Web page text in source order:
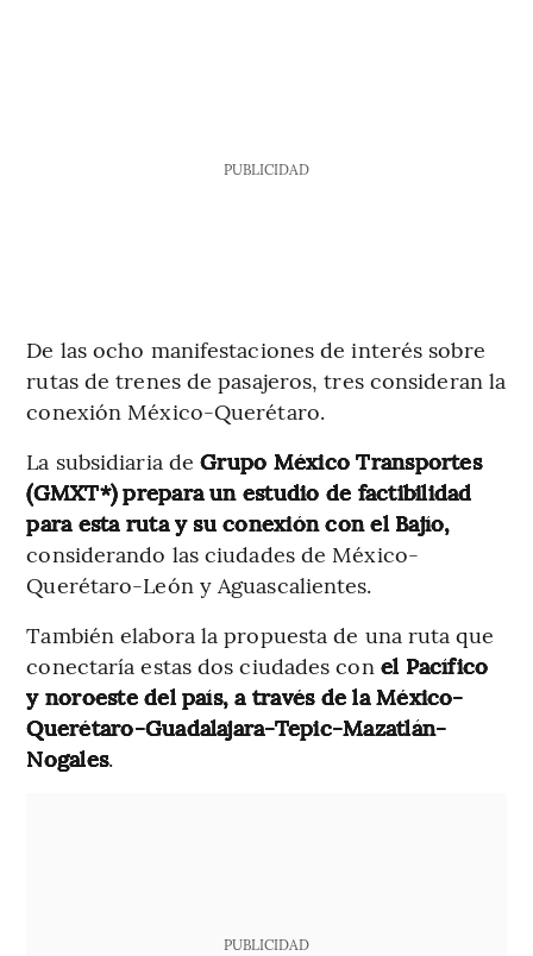
PUBLICIDAD
De las ocho manifestaciones de interés sobre
rutas de trenes de pasajeros, tres consideran la
conexión México-Querétaro.
La subsidiaria deGrupo México Transportes
(GMXT*) prepara un estudio de factibilidad
para esta ruta y su conexión con el Bajío,
considerando las ciudades de México-
Querétaro-León y Aguascalientes.
También elabora la propuesta de una ruta que
conectaría estas dos ciudades con el Pacífico
y noroeste del país, a través de la México-
Querétaro-Guadalajara-Tepic-Mazatlán-
Nogales.
PUBLICIDAD